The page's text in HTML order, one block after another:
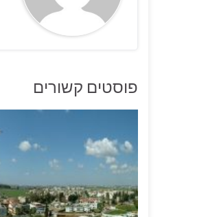
פוסטים קשורים